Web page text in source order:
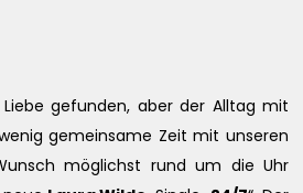
gefunden, aber der Alltag mit
gemeinsame Zeit mit unseren
möglichst rund um die Uhr